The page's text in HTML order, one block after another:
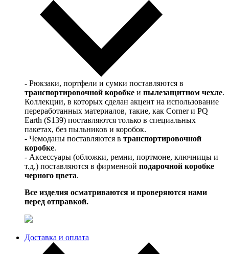
- Рюкзаки, портфели и сумки поставляются в
транспортировочной коробке и пылезащитном чехле.
Коллекции, в которых сделан акцент на использование
переработанных материалов, такие, как Corner и PQ
Earth (S139) поставляются только в специальных
пакетах, без пыльников и коробок.
- Чемоданы поставляются в транспортировочной
коробке.
- Аксессуары (обложки, ремни, портмоне, ключницы и
т.д.) поставляются в фирменной подарочной коробке
черного цвета.
Все изделия осматриваются и проверяются нами
перед отправкой.
Доставка и оплата